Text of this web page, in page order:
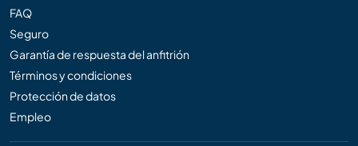
FAQ
Seguro
Garantía de respuesta del anfitrión
Términos y condiciones
Protección de datos
Empleo